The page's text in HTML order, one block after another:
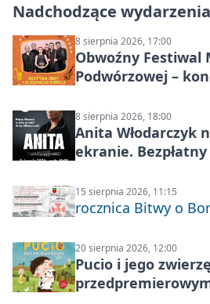
Nadchodzące wydarzenia
8 sierpnia 2026, 17:00
Obwoźny Festiwal
Podwórzowej –
8 sierpnia 2026, 18:00
Anita Włodarczyk
ekranie.
15 sierpnia 2026, 11:15
rocznica Bitwy o
20 sierpnia 2026, 12:00
Pucio i jego